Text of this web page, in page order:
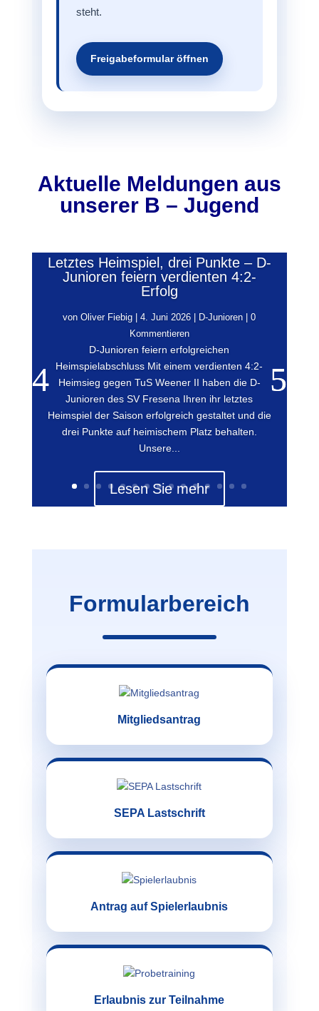
steht.
Freigabeformular öffnen
Aktuelle Meldungen aus
unserer B – Jugend
Letztes Heimspiel, drei Punkte – D-
Junioren feiern verdienten 4:2-
Erfolg
vonOliver Fiebig |4. Juni 2026 D-Junioren | 0
Kommentieren
D-Junioren feiern erfolgreichen
Heimspielabschluss Mit einem verdienten 4:2-
Heimsieg gegen TuS Weener II haben die D-
Junioren des SV Fresena Ihren ihr letztes
Heimspiel der Saison erfolgreich gestaltet und die
drei Punkte auf heimischem Platz behalten.
Unsere...
Lesen Sie mehr
Formularbereich
Mitgliedsantrag
SEPA Lastschrift
Antrag auf Spielerlaubnis
Erlaubnis zur Teilnahme